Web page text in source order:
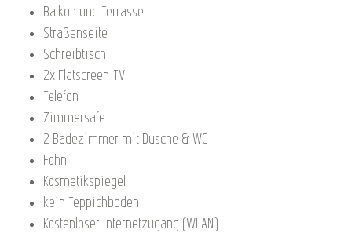
Balkon und Terrasse
Straßenseite
Schreibtisch
2x Flatscreen-TV
Telefon
Zimmersafe
2 Badezimmer mit Dusche & WC
Föhn
Kosmetikspiegel
kein Teppichboden
Kostenloser Internetzugang (WLAN)